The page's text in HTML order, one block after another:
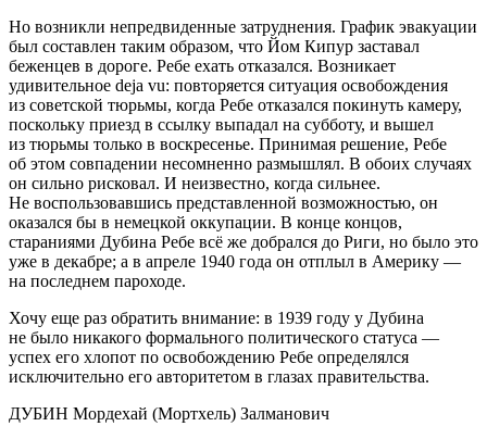
Но возникли непредвиденные затруднения. График эвакуации
был составлен таким образом, что Йом Кипур заставал
беженцев в дороге. Ребе ехать отказался. Возникает
удивительное deja vu: повторяется ситуация освобождения
из советской тюрьмы, когда Ребе отказался покинуть камеру,
поскольку приезд в ссылку выпадал на субботу, и вышел
из тюрьмы только в воскресенье. Принимая решение, Ребе
об этом совпадении несомненно размышлял. В обоих случаях
он сильно рисковал. И неизвестно, когда сильнее.
Не воспользовавшись представленной возможностью, он
оказался бы в немецкой оккупации. В конце концов,
стараниями Дубина Ребе всё же добрался до Риги, но было это
уже в декабре; а в апреле 1940 года он отплыл в Америку —
на последнем пароходе.
Хочу еще раз обратить внимание: в 1939 году у Дубина
не было никакого формального политического статуса —
успех его хлопот по освобождению Ребе определялся
исключительно его авторитетом в глазах правительства.
ДУБИН Мордехай (Мортхель) Залманович